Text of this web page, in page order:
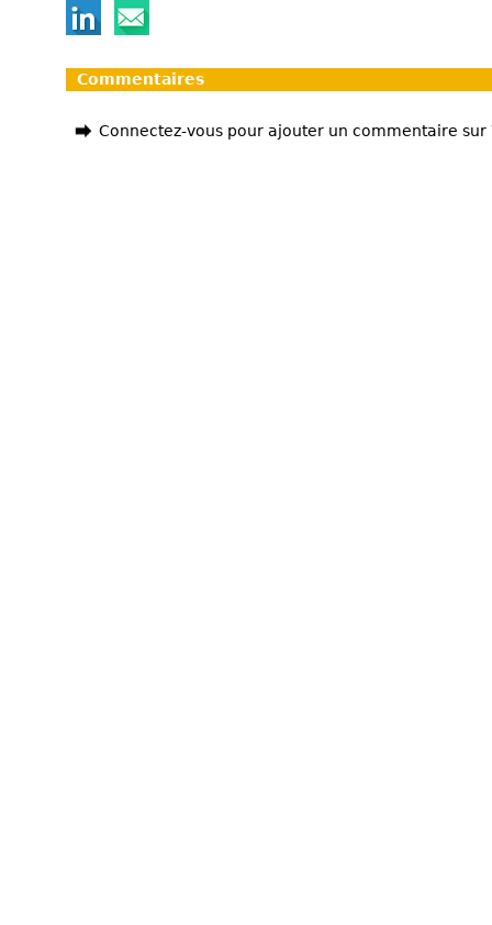
Commentaires
Connectez-vous pour ajouter un commentaire sur